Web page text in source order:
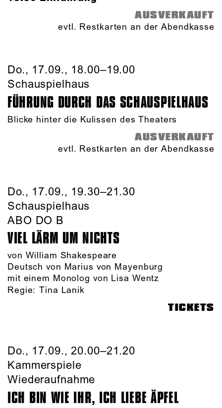
AUSVERKAUFT
evtl. Restkarten an der Abendkasse
Do., 17.09., 18.00–19.00
Schauspielhaus
FÜHRUNG DURCH DAS SCHAUSPIEL­HAUS
Blicke hinter die Kulissen des Theaters
AUSVERKAUFT
evtl. Restkarten an der Abendkasse
Do., 17.09., 19.30–21.30
Schauspielhaus
ABO DO B
VIEL LÄRM UM NICHTS
von William Shakespeare
Deutsch von Marius von Mayenburg
mit einem Monolog von Lisa Wentz
Regie: Tina Lanik
TICKETS
Do., 17.09., 20.00–21.20
Kammerspiele
Wiederaufnahme
ICH BIN WIE IHR, ICH LIEBE ÄPFEL